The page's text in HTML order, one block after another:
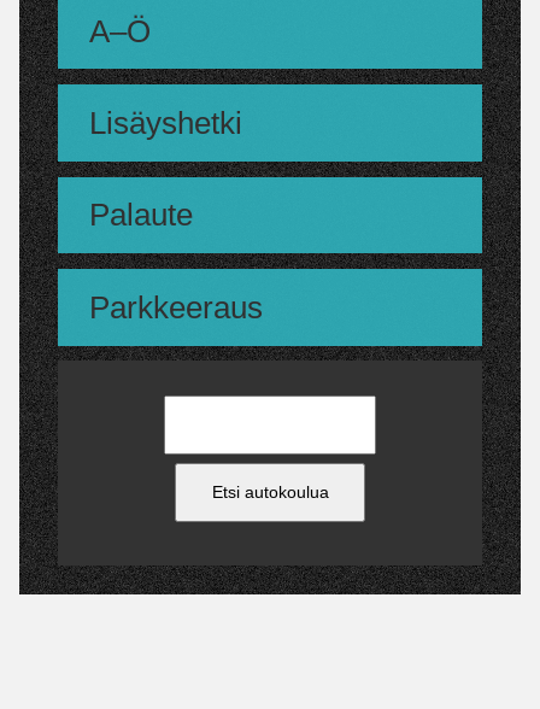
A–Ö
Lisäyshetki
Palaute
Parkkeeraus
Etsi autokoulua